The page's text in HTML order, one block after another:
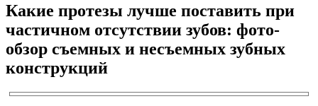
Какие протезы лучше поставить при
частичном отсутствии зубов: фото-
обзор съемных и несъемных зубных
конструкций